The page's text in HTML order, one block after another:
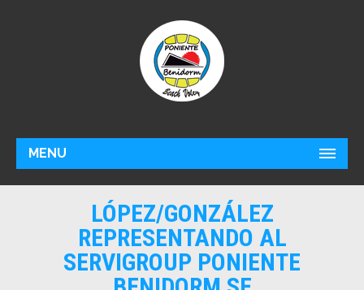
MENU
LÓPEZ/GONZÁLEZ
REPRESENTANDO AL
SERVIGROUP PONIENTE